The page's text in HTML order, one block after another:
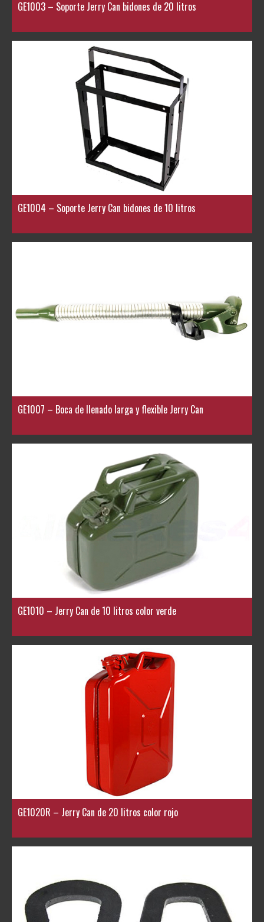
GE1003 – Soporte Jerry Can bidones de 20 litros
GE1004 – Soporte Jerry Can bidones de 10 litros
GE1007 – Boca de llenado larga y flexible Jerry Can
GE1010 – Jerry Can de 10 litros color verde
GE1020R – Jerry Can de 20 litros color rojo